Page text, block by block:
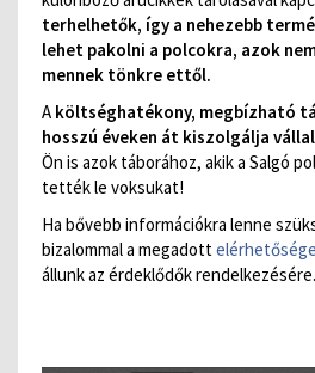
terhelhetők, így a nehezebb
lehet pakolni a polcokra, azok
mennek tönkre ettől.
A költséghatékony, megbízható
hosszú éveken át kiszolgálja
Ön is azok táborához, akik a Salgó
tették le voksukat!
Ha bővebb információkra lenne
bizalommal a megadott
állunk az érdeklődők rendelkezésére.